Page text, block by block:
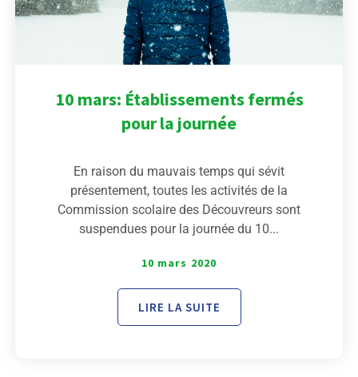
10 mars: Établissements fermés
pour la journée
En raison du mauvais temps qui sévit
présentement, toutes les activités de la
Commission scolaire des Découvreurs sont
suspendues pour la journée du 10...
10 mars 2020
LIRE LA SUITE